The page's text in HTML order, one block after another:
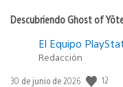
Descubriendo Ghost of
El Equipo
Redacción
Fecha
30 de junio de 2026 12